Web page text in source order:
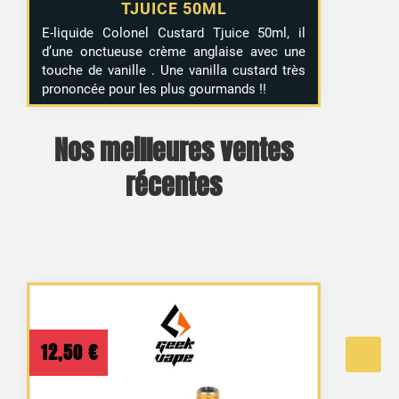
TJUICE 50ML
E-liquide Colonel Custard Tjuice 50ml, il
d’une onctueuse crème anglaise avec une
touche de vanille . Une vanilla custard très
prononcée pour les plus gourmands !!
Nos meilleures ventes
récentes
12,50 €